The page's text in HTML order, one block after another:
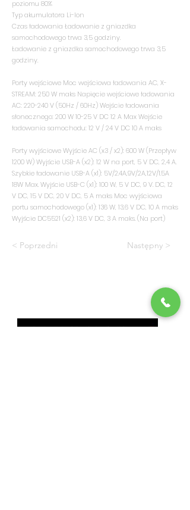
poziomu 80%
Typ akumulatora Li-Ion
Czas ładowania Ładowanie z gniazdka
samochodowego trwa 3,5 godziny.
Ładowanie z gniazdka samochodowego trwa 3,5
godziny.
Porty wejściowe Moc wejściowa ładowania AC, X-
STREAM: 250 W maks Napięcie wejściowe ładowania
AC: 220-240 V (50Hz / 60Hz) Wejście ładowania
słonecznego: 200 W 10-25 V DC 12 A Max Wejście
ładowania samochodu: 12 V / 24 V DC 10 A maks
Porty wyjściowe Wyjście AC (x3 / x2): 600 W (Przepływ
1200 W) Wyjście USB-A (x2): 12 W na port, 5 V DC, 2,4 A.
Szybkie ładowanie USB-A (x1): 5V/2.4A,9V/2A,12V/1.5A
18W Max. Wyjście USB-C (x1): 100 W, 5 V DC, 9 V. DC, 12
V DC, 15 V DC, 20 V DC, 5 A maks Moc wyjściowa
portu samochodowego (x1): 136 W, 13,6 V DC, 10 A maks
Wyjście DC5521 (x2): 13,6 V DC, 3 A maks. (Na port)
< Poprzedni Następny >